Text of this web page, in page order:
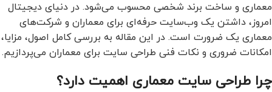
معماری و ساخت برند شخصی محسوب می‌شود. در دنیای دیجیتال
امروز، داشتن یک وب‌سایت حرفه‌ای برای معماران و شرکت‌های
معماری یک ضرورت است. در این مقاله به بررسی کامل اصول، مزایا،
امکانات ضروری و نکات فنی طراحی سایت برای معماران می‌پردازیم.
چرا طراحی سایت معماری اهمیت دارد؟